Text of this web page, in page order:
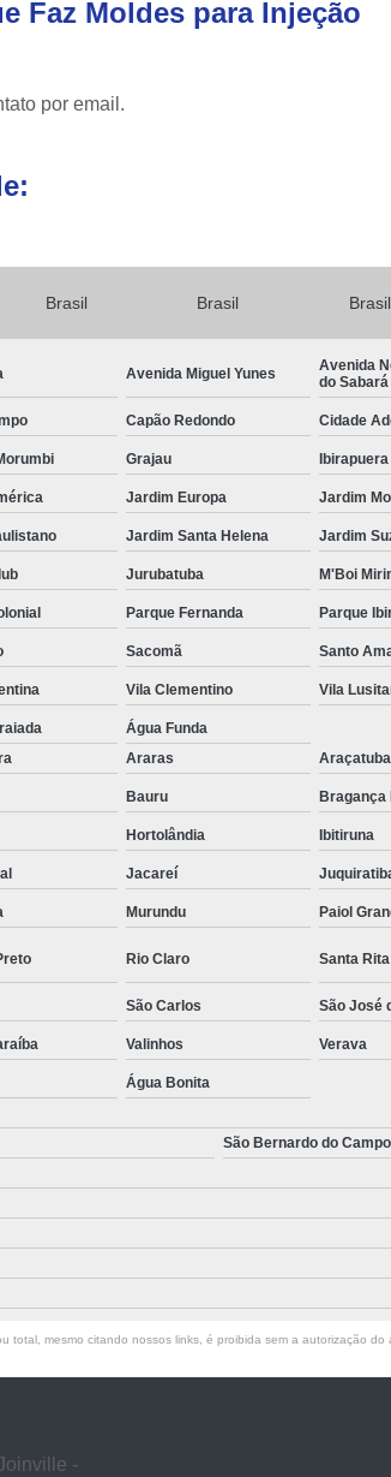
Faz Moldes para Injeção
por email.
Brasil Brasil Brasil
Avenida Miguel Yunes
Avenida
do Sabará
Capão Redondo Cidade
Grajau Ibirapuera
Jardim Europa Jardim
Jardim Santa Helena Jardim
Jurubatuba M'Boi
Parque Fernanda Parque
Sacomã Santo
Vila Clementino Vila
Água Funda
Araras Araçatuba
Bauru Bragança
Hortolândia Ibitiruna
Jacareí
Murundu Paiol
Rio Claro Santa
São Carlos São José
Valinhos Verava
Água Bonita
São Bernardo do Campo
mesmo citando nossos links, é proibida sem a autorização
-